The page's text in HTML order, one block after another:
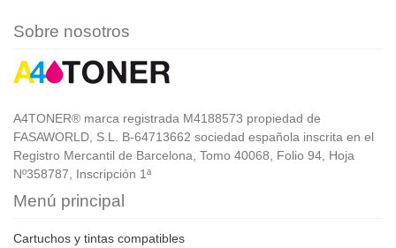
Sobre nosotros
A4TONER® marca registrada M4188573 propiedad de
FASAWORLD, S.L. B-64713662 sociedad española inscrita en el
Registro Mercantil de Barcelona, Tomo 40068, Folio 94, Hoja
Nº358787, Inscripción 1ª
Menú principal
Cartuchos y tintas compatibles